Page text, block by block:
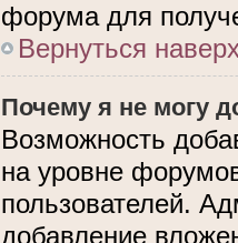
форума для
Вернуться
Почему я не могу
Возможность
на уровне
пользователей.
добавление